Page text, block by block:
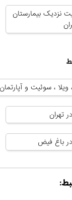
نزدیک بیمارستان
ویلا ، سوئیت و
تهران
در باغ فیض